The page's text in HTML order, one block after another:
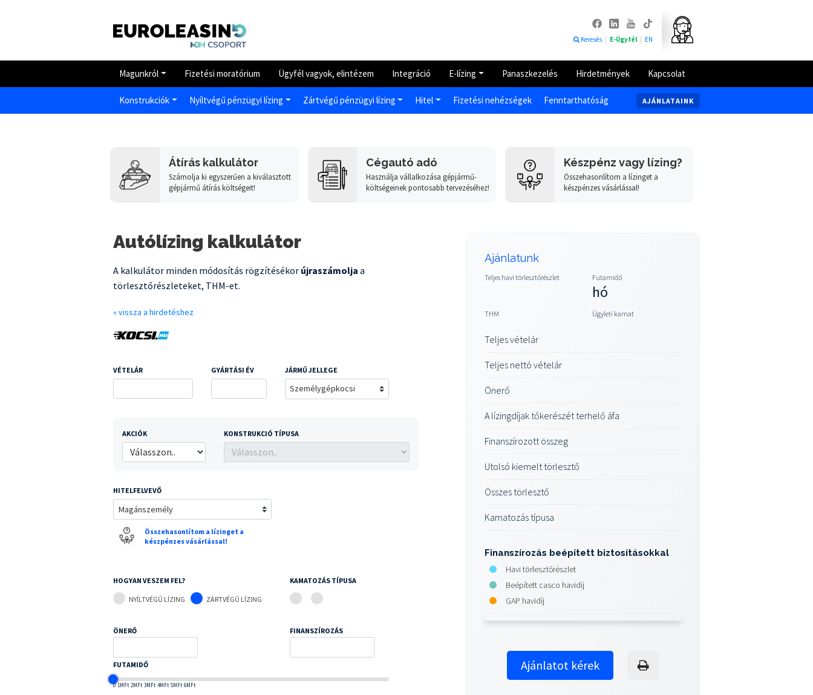
Keresés E-Ügyfél EN
Magunkról Fizetési moratórium Ügyfél vagyok, elintézem Integráció E-lízing Panaszkezelés Hirdetmények Kapcsolat
Konstrukciók Nyíltvégű pénzügyi lízing Zártvégű pénzügyi lízing Hitel Fizetési nehézségek Fenntarthatóság AJÁNLATAINK
Átírás kalkulátor
Számolja ki egyszerűen a kiválasztott
gépjármű átírás költségeit!
Cégautó adó
Használja vállalkozása gépjármű-
költségeinek pontosabb tervezéséhez!
Készpénz vagy lízing?
Összehasonlítom a lízinget a
készpénzes vásárlással!
Autólízing kalkulátor
A kalkulátor minden módosítás rögzítésékor újraszámolja a
törlesztőrészleteket, THM-et.
« vissza a hirdetéshez
VÉTELÁR GYÁRTÁSI ÉV JÁRMŰ JELLEGE
AKCIÓK KONSTRUKCIÓ TÍPUSA
HITELFELVEVŐ
Összehasonlítom a lízinget a
készpénzes vásárlással!
HOGYAN VESZEM FEL?
NYÍLTVÉGŰ LÍZING ZÁRTVÉGŰ LÍZING
KAMATOZÁS TÍPUSA
ÖNERŐ FINANSZÍROZÁS
FUTAMIDŐ
0 1MFt 2MFt 3MFt 4MFt 5MFt 6MFt
Ajánlatunk
Teljes havi törlesztőrészlet Futamidő
hó
THM Ügyleti kamat
Teljes vételár
Teljes nettó vételár
Önerő
A lízingdíjak tőkerészét terhelő áfa
Finanszírozott összeg
Utolsó kiemelt törlesztő
Összes törlesztő
Kamatozás típusa
Finanszírozás beépített biztosításokkal
Havi törlesztőrészlet
Beépített casco havidíj
GAP havidíj
Ajánlatot kérek